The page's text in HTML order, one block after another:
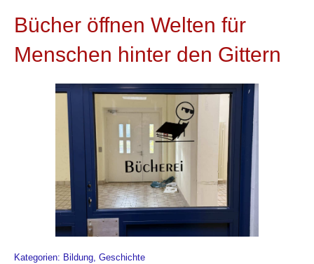
Bücher öffnen Welten für
Menschen hinter den Gittern
Kategorien: Bildung, Geschichte